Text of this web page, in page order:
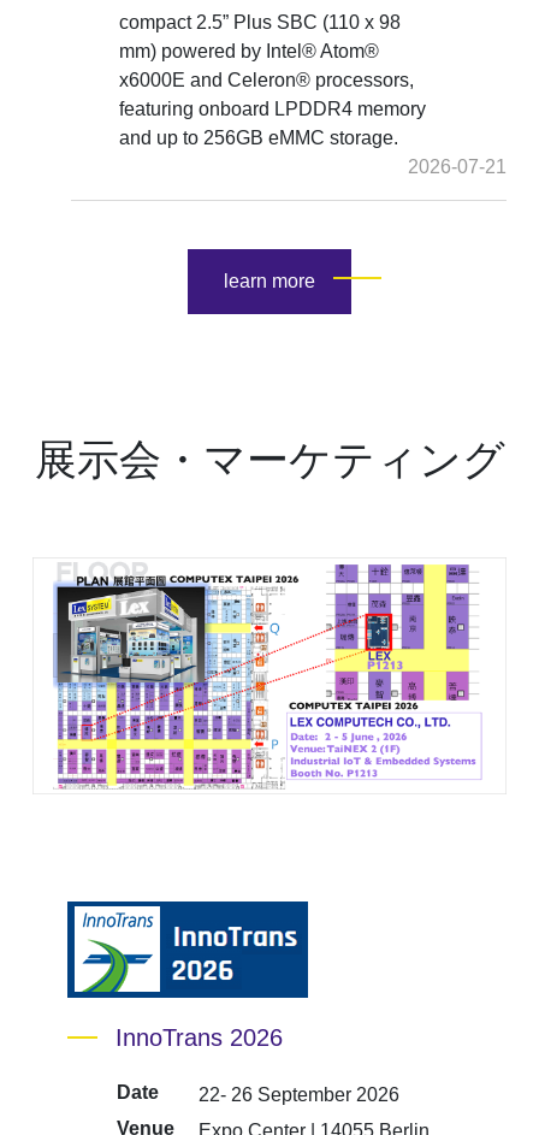
compact 2.5” Plus SBC (110 x 98
mm) powered by Intel® Atom®
x6000E and Celeron® processors,
featuring onboard LPDDR4 memory
and up to 256GB eMMC storage.
2026-07-21
learn more
展示会・マーケティング
InnoTrans 2026
Date
22- 26 September 2026
Venue
Expo Center | 14055 Berlin